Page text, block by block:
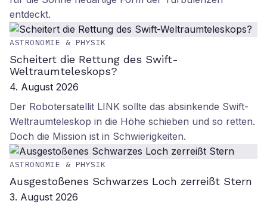
entdeckt.
ASTRONOMIE & PHYSIK
Scheitert die Rettung des Swift-
Weltraumteleskops?
4. August 2026
Der Robotersatellit LINK sollte das absinkende Swift-
Weltraumteleskop in die Höhe schieben und so retten.
Doch die Mission ist in Schwierigkeiten.
ASTRONOMIE & PHYSIK
Ausgestoßenes Schwarzes Loch zerreißt Stern
3. August 2026